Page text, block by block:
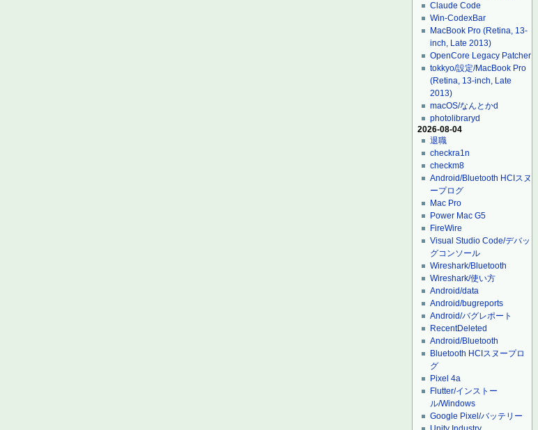
Claude Code
Win-CodexBar
MacBook Pro (Retina, 13-
inch, Late 2013)
OpenCore Legacy Patcher
tokkyo/設定/MacBook Pro
(Retina, 13-inch, Late
2013)
macOS/なんとかd
photolibraryd
2026-08-04
退職
checkra1n
checkm8
Android/Bluetooth HCIスヌ
ープログ
Mac Pro
Power Mac G5
FireWire
Visual Studio Code/デバッ
グコンソール
Wireshark/Bluetooth
Wireshark/使い方
Android/data
Android/bugreports
Android/バグレポート
RecentDeleted
Android/Bluetooth
Bluetooth HCIスヌープロ
グ
Pixel 4a
Flutter/インストー
ル/Windows
Google Pixel/バッテリー